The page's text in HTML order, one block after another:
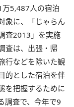
万5,487人の宿泊
象に、「じゃらん
査2013」を実施
査は、出張・帰
行などを除いた観
的とした宿泊を伴
を把握するために
調査で、今年で9